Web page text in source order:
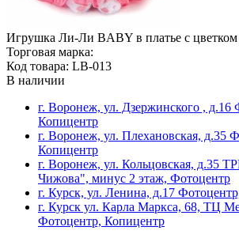
Игрушка Ли-Ли BABY в платье с
Торговая марка:
Код товара: LB-013
В наличии
г. Воронеж, ул. Дзержинского , д.16
Копицентр
г. Воронеж, ул. Плехановская, д.35
Копицентр
г. Воронеж, ул. Кольцовская, д.35
Чижова", минус 2 этаж, Фотоцентр
г. Курск, ул. Ленина, д.17
г. Курск ул. Карла Маркса, 68, ТЦ
Фотоцентр, Копицентр